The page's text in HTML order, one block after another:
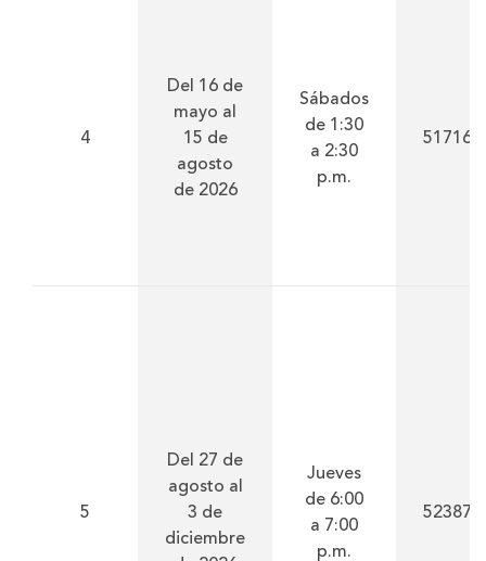
4
Del 16 de
mayo al
15 de
agosto
de 2026
Sábados
de 1:30
a 2:30
p.m.
51716
5
Del 27 de
agosto al
3 de
diciembre
Jueves
de 6:00
a 7:00
p.m.
52387